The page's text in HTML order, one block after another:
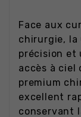
Face aux
chirurgie,
précision et
accès à ciel
premium
excellent
conservant